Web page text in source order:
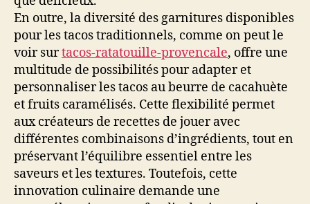
En outre, la diversité des garnitures disponibles
pour les tacos traditionnels, comme on peut le
voir surtacos-ratatouille-provencale, offre une
multitude de possibilités pour adapter et
personnaliser les tacos au beurre de cacahuète
et fruits caramélisés. Cette flexibilité permet
aux créateurs de recettes de jouer avec
différentes combinaisons d’ingrédients, tout en
préservant l’équilibre essentiel entre les
saveurs et les textures. Toutefois, cette
innovation culinaire demande une